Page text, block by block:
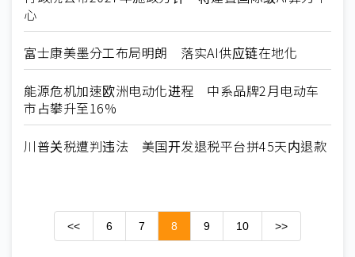
心
富士康美墨分工布局明朗 落实AI供应链在地化
能源危机加速欧洲电动化进程 中系品牌2月电动车
市占攀升至16%
川普关税遭判违法 美国开发退税平台拼45天内退款
<< 6 7 8 9 10 >>